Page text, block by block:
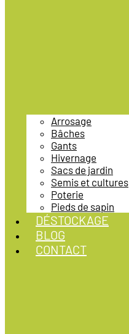
Arrosage
Bâches
Gants
Hivernage
Sacs de jardin
Semis et cultures
Poterie
Pieds de sapin
DÉSTOCKAGE
BLOG
CONTACT